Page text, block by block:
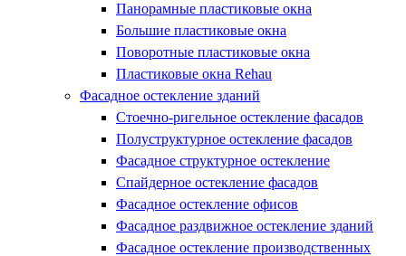
Панорамные пластиковые окна
Большие пластиковые окна
Поворотные пластиковые окна
Пластиковые окна Rehau
Фасадное остекление зданий
Стоечно-ригельное остекление фасадов
Полуструктурное остекление фасадов
Фасадное структурное остекление
Спайдерное остекление фасадов
Фасадное остекление офисов
Фасадное раздвижное остекление зданий
Фасадное остекление производственных